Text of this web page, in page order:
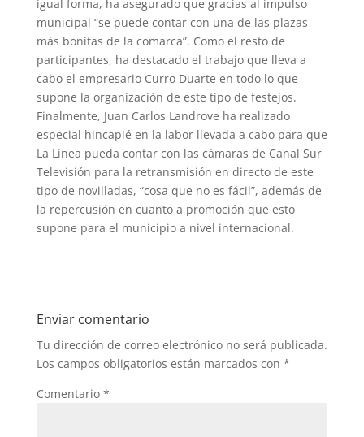
igual forma, ha asegurado que gracias al impulso
municipal “se puede contar con una de las plazas
más bonitas de la comarca”. Como el resto de
participantes, ha destacado el trabajo que lleva a
cabo el empresario Curro Duarte en todo lo que
supone la organización de este tipo de festejos.
Finalmente, Juan Carlos Landrove ha realizado
especial hincapié en la labor llevada a cabo para que
La Línea pueda contar con las cámaras de Canal Sur
Televisión para la retransmisión en directo de este
tipo de novilladas, “cosa que no es fácil”, además de
la repercusión en cuanto a promoción que esto
supone para el municipio a nivel internacional.
Enviar comentario
Tu dirección de correo electrónico no será publicada.
Los campos obligatorios están marcados con *
Comentario *